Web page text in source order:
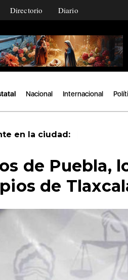
Directorio Diario
Nacional Internacional
en la ciudad:
de Puebla,
de